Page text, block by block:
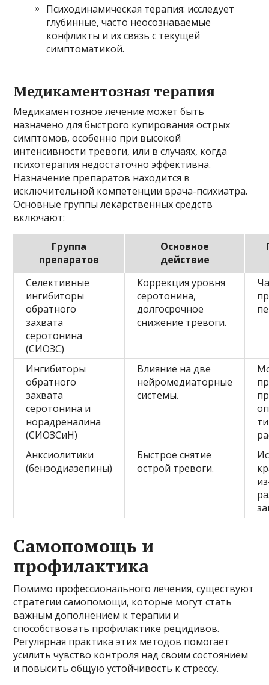
Психодинамическая терапия: исследует
глубинные, часто неосознаваемые
конфликты и их связь с текущей
симптоматикой.
Медикаментозная терапия
Медикаментозное лечение может быть
назначено для быстрого купирования острых
симптомов, особенно при высокой
интенсивности тревоги, или в случаях, когда
психотерапия недостаточно эффективна.
Назначение препаратов находится в
исключительной компетенции врача-психиатра.
Основные группы лекарственных средств
включают:
Группа
препаратов
Основное
действие
Селективные
ингибиторы
обратного
захвата
серотонина
(СИОЗС)
Коррекция уровня
серотонина,
долгосрочное
снижение тревоги.
Ингибиторы
обратного
захвата
серотонина и
норадреналина
(СИОЗСиН)
Влияние на две
нейромедиаторные
системы.
Анксиолитики
(бензодиазепины)
Быстрое снятие
острой тревоги.
Самопомощь и
профилактика
Помимо профессионального лечения, существуют
стратегии самопомощи, которые могут стать
важным дополнением к терапии и
способствовать профилактике рецидивов.
Регулярная практика этих методов помогает
усилить чувство контроля над своим состоянием
и повысить общую устойчивость к стрессу.